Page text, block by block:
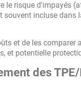
le risque d'impayés
souvent incluse dans
et de les comparer
et potentielle
des TPE/